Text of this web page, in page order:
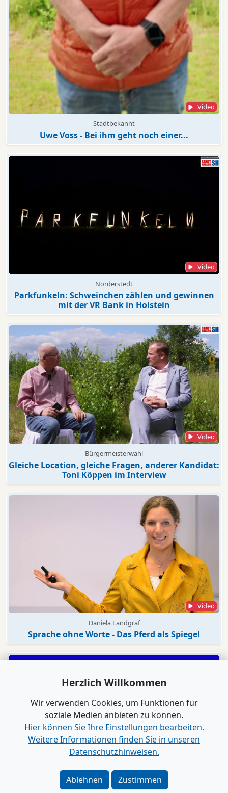
Video
Stadtbekannt
Uwe Voss - Bei ihm geht noch einer...
Video
Norderstedt
Parkfunkeln: Schweinchen zählen und gewinnen
mit der VR Bank in Holstein
Video
Bürgermeisterwahl
Gleiche Location, gleiche Fragen, anderer Kandidat:
Toni Köppen im Interview
Video
Daniela Landgraf
Sprache ohne Worte - Das Pferd als Spiegel
Genial Reden
Herzlich Willkommen
Wir verwenden Cookies, um Funktionen für
soziale Medien anbieten zu können.
Hier können Sie Ihre Einstellungen bearbeiten.
Weitere Informationen finden Sie in unseren
Datenschutzhinweisen.
Ablehnen Zustimmen